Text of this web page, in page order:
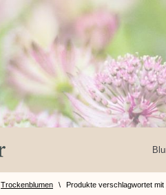
Trockenblumen \ Produkte verschlagwortet mit